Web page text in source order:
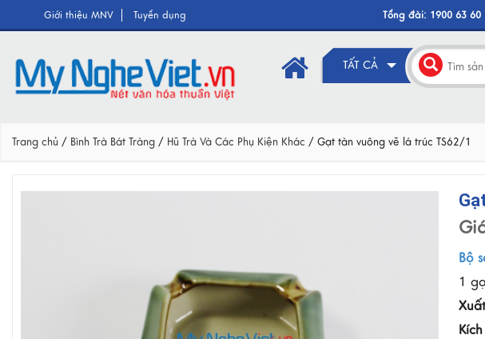
Giới thiệu MNV Tuyển dụng Tổng đài: 1900 63 60
TẤT CẢ
Trang chủ / Bình Trà Bát Tràng / Hũ Trà Và Các Phụ Kiện Khác / Gạt tàn vuông vẽ lá trúc TS62/1
Bộ
1